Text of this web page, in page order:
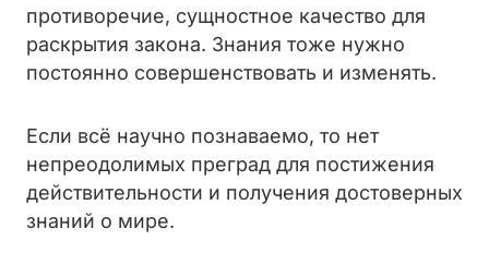
противоречие, сущностное качество для
раскрытия закона. Знания тоже нужно
постоянно совершенствовать и изменять.
Если всё научно познаваемо, то нет
непреодолимых преград для постижения
действительности и получения достоверных
знаний о мире.